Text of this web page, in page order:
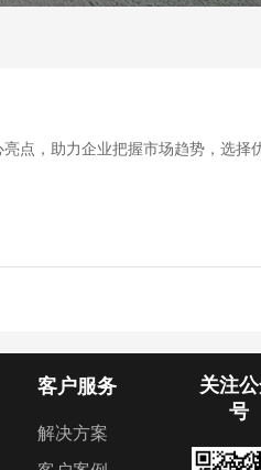
点，助力企业把握市场趋势，选择
客户服务
解决方案
关注
号